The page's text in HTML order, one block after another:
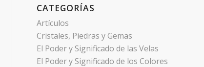
CATEGORÍAS
Artículos
Cristales, Piedras y Gemas
El Poder y Significado de las Velas
El Poder y Significado de los Colores